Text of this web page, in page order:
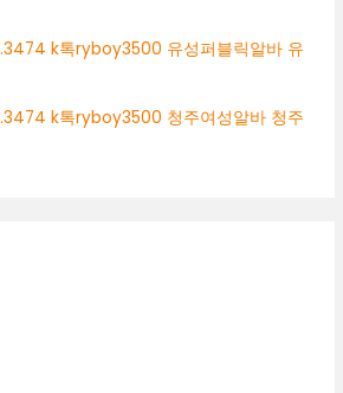
k톡ryboy3500 유성퍼블릭알바 유
k톡ryboy3500 청주여성알바 청주